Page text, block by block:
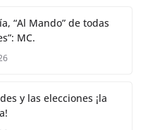
“Al Mando” de todas
MC.
y las elecciones ¡la